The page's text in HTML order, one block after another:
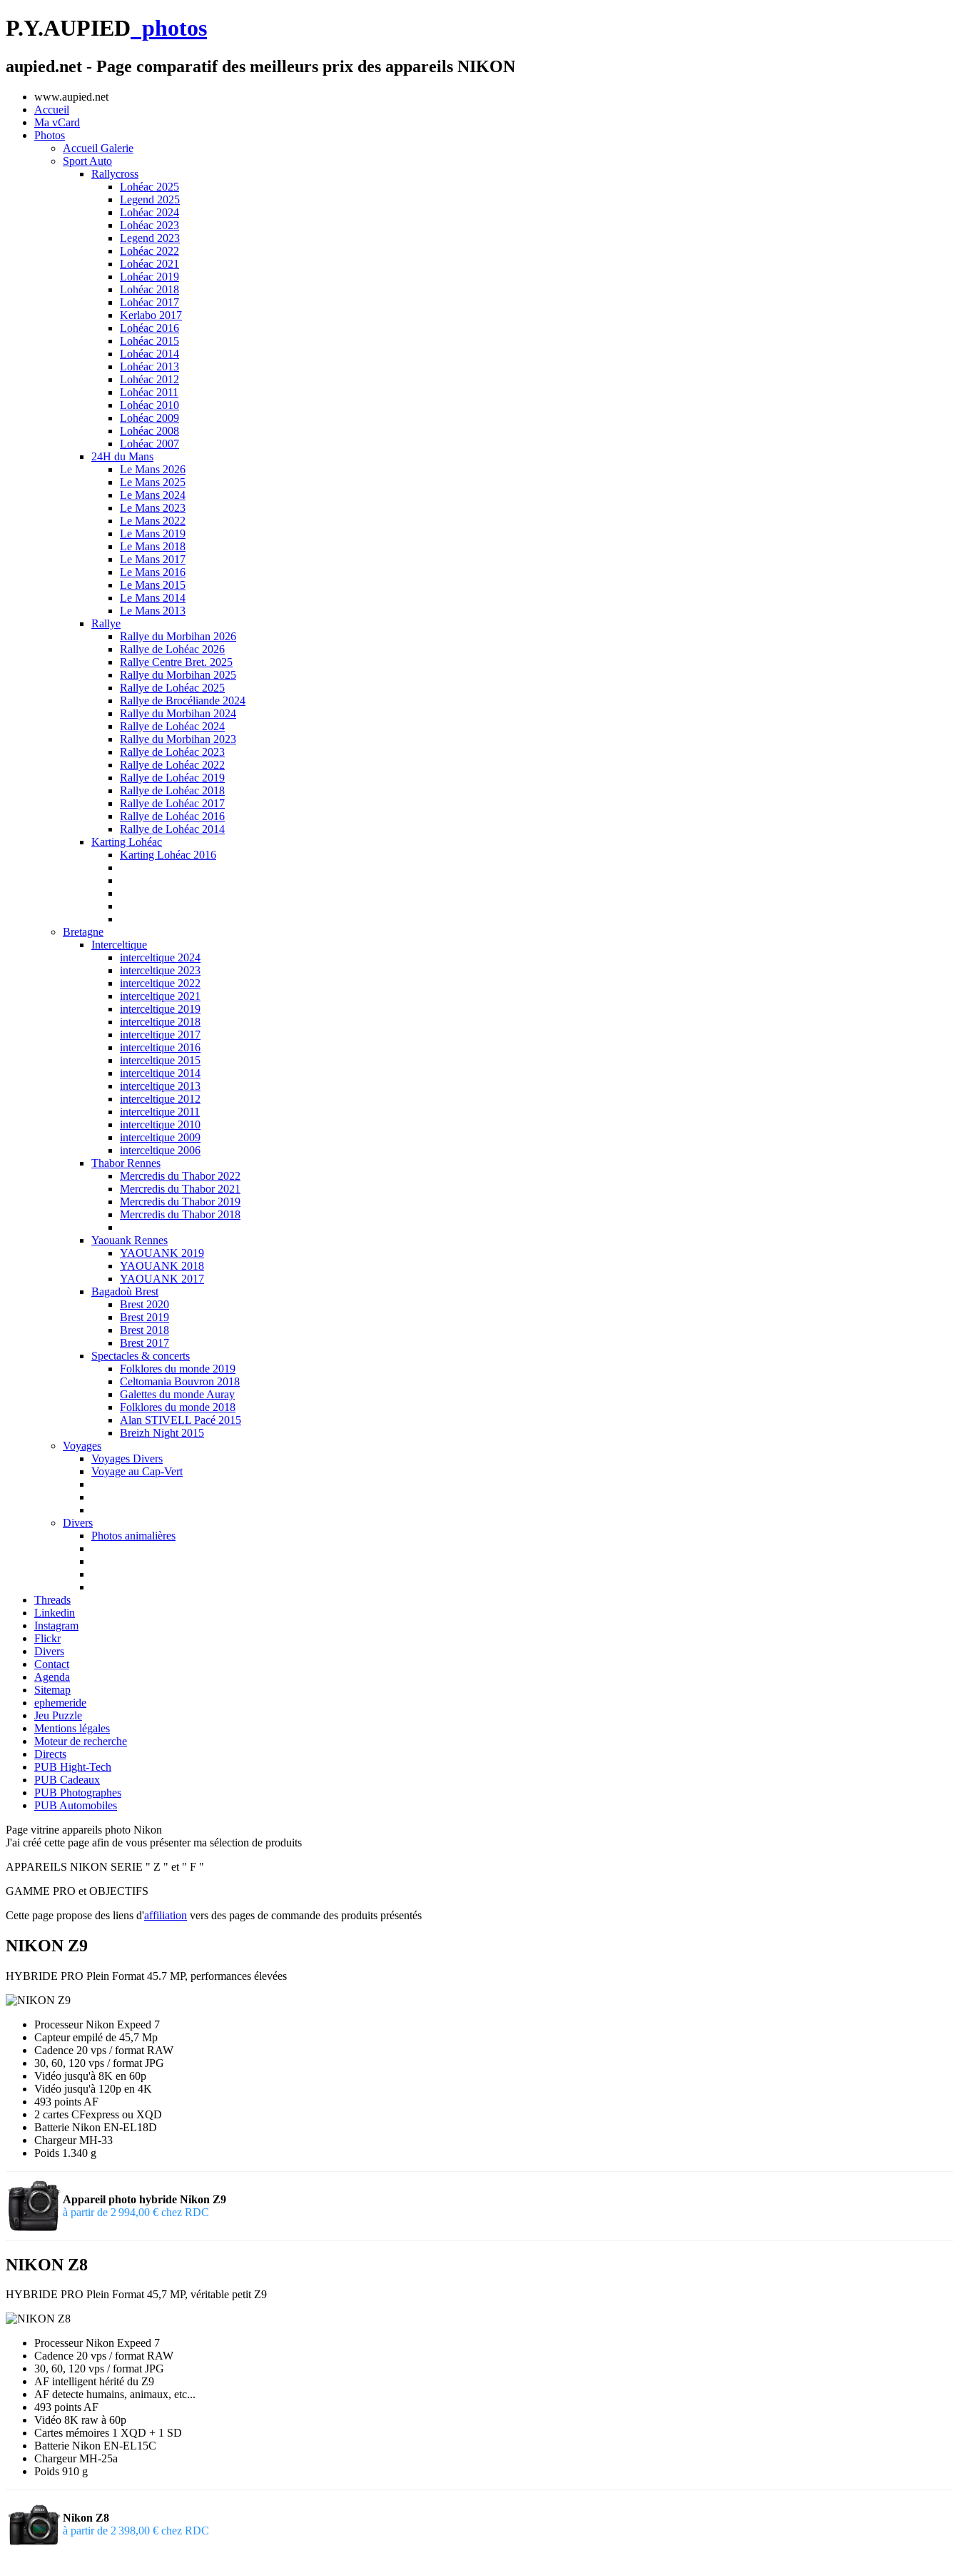
P.Y.AUPIED photos
aupied.net - Page comparatif des meilleurs prix des appareils NIKON
www.aupied.net
Accueil
Ma vCard
Photos
Accueil Galerie
Sport Auto
Rallycross
Lohéac 2025
Legend 2025
Lohéac 2024
Lohéac 2023
Legend 2023
Lohéac 2022
Lohéac 2021
Lohéac 2019
Lohéac 2018
Lohéac 2017
Kerlabo 2017
Lohéac 2016
Lohéac 2015
Lohéac 2014
Lohéac 2013
Lohéac 2012
Lohéac 2011
Lohéac 2010
Lohéac 2009
Lohéac 2008
Lohéac 2007
24H du Mans
Le Mans 2026
Le Mans 2025
Le Mans 2024
Le Mans 2023
Le Mans 2022
Le Mans 2019
Le Mans 2018
Le Mans 2017
Le Mans 2016
Le Mans 2015
Le Mans 2014
Le Mans 2013
Rallye
Rallye du Morbihan 2026
Rallye de Lohéac 2026
Rallye Centre Bret. 2025
Rallye du Morbihan 2025
Rallye de Lohéac 2025
Rallye de Brocéliande 2024
Rallye du Morbihan 2024
Rallye de Lohéac 2024
Rallye du Morbihan 2023
Rallye de Lohéac 2023
Rallye de Lohéac 2022
Rallye de Lohéac 2019
Rallye de Lohéac 2018
Rallye de Lohéac 2017
Rallye de Lohéac 2016
Rallye de Lohéac 2014
Karting Lohéac
Karting Lohéac 2016
Bretagne
Interceltique
interceltique 2024
interceltique 2023
interceltique 2022
interceltique 2021
interceltique 2019
interceltique 2018
interceltique 2017
interceltique 2016
interceltique 2015
interceltique 2014
interceltique 2013
interceltique 2012
interceltique 2011
interceltique 2010
interceltique 2009
interceltique 2006
Thabor Rennes
Mercredis du Thabor 2022
Mercredis du Thabor 2021
Mercredis du Thabor 2019
Mercredis du Thabor 2018
Yaouank Rennes
YAOUANK 2019
YAOUANK 2018
YAOUANK 2017
Bagadoù Brest
Brest 2020
Brest 2019
Brest 2018
Brest 2017
Spectacles & concerts
Folklores du monde 2019
Celtomania Bouvron 2018
Galettes du monde Auray
Folklores du monde 2018
Alan STIVELL Pacé 2015
Breizh Night 2015
Voyages
Voyages Divers
Voyage au Cap-Vert
Divers
Photos animalières
Threads
Linkedin
Instagram
Flickr
Divers
Contact
Agenda
Sitemap
ephemeride
Jeu Puzzle
Mentions légales
Moteur de recherche
Directs
PUB Hight-Tech
PUB Cadeaux
PUB Photographes
PUB Automobiles
Page vitrine appareils photo Nikon
J'ai créé cette page afin de vous présenter ma sélection de produits
APPAREILS NIKON SERIE " Z " et " F "
GAMME PRO et OBJECTIFS
Cette page propose des liens d'affiliation vers des pages de commande des produits présentés
NIKON Z9
HYBRIDE PRO Plein Format 45.7 MP, performances élevées
Processeur Nikon Expeed 7
Capteur empilé de 45,7 Mp
Cadence 20 vps / format RAW
30, 60, 120 vps / format JPG
Vidéo jusqu'à 8K en 60p
Vidéo jusqu'à 120p en 4K
493 points AF
2 cartes CFexpress ou XQD
Batterie Nikon EN-EL18D
Chargeur MH-33
Poids 1.340 g
Appareil photo hybride Nikon Z9
à partir de 2 994,00 € chez RDC
NIKON Z8
HYBRIDE PRO Plein Format 45,7 MP, véritable petit Z9
Processeur Nikon Expeed 7
Cadence 20 vps / format RAW
30, 60, 120 vps / format JPG
AF intelligent hérité du Z9
AF detecte humains, animaux, etc...
493 points AF
Vidéo 8K raw à 60p
Cartes mémoires 1 XQD + 1 SD
Batterie Nikon EN-EL15C
Chargeur MH-25a
Poids 910 g
Nikon Z8
à partir de 2 398,00 € chez RDC